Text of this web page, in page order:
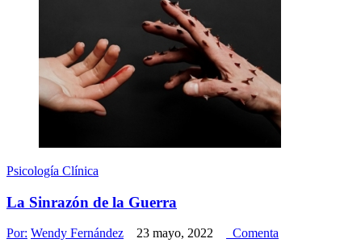
Psicología Clínica
La Sinrazón de la Guerra
Por: Wendy Fernández 23 mayo, 2022
Comenta